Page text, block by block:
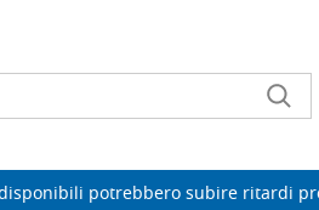
potrebbero subire ritardi